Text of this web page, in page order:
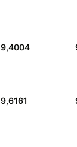
9,4004
9,6161